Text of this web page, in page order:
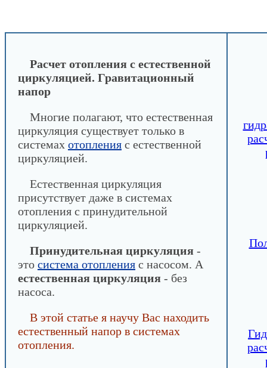
Расчет отопления с естественной
циркуляцией. Гравитационный
напор
Многие полагают, что естественная
циркуляция существует только в
системах отопления с естественной
циркуляцией.
Естественная циркуляция
присутствует даже в системах
отопления с принудительной
циркуляцией.
Принудительная циркуляция -
это система отопления с насосом. А
естественная циркуляция - без
насоса.
В этой статье я научу Вас находить
естественный напор в системах
отопления.